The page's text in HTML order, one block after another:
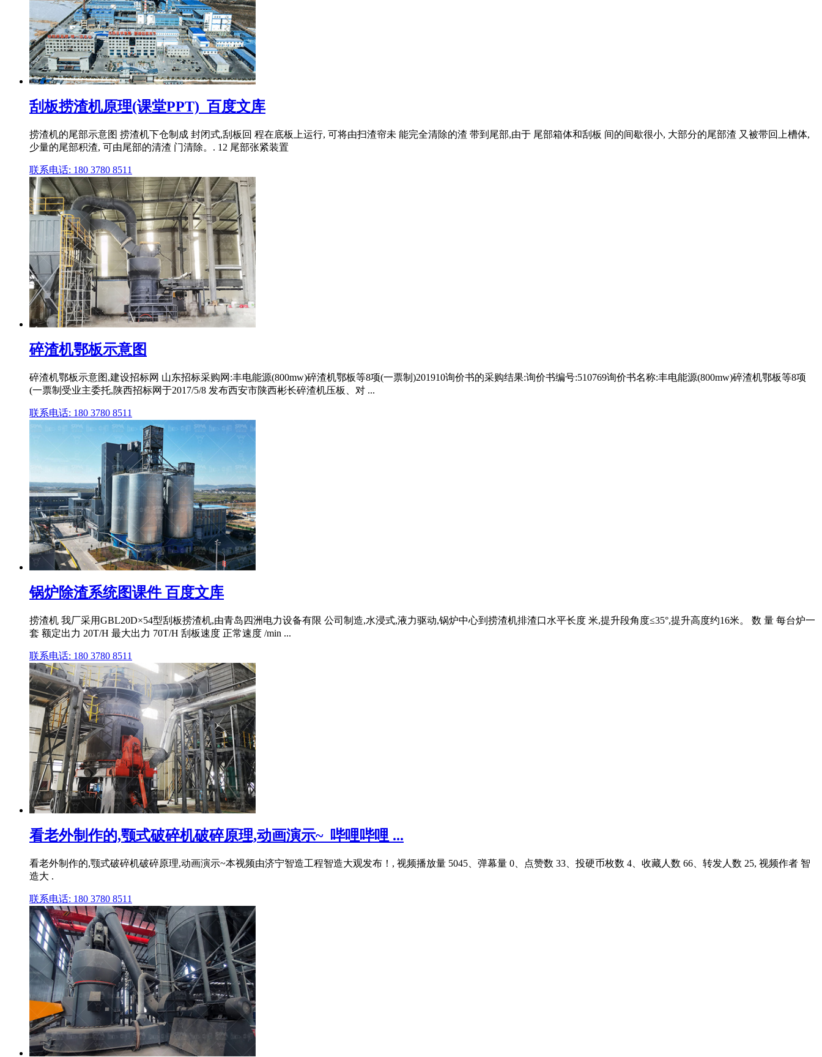
刮板捞渣机原理(课堂PPT)_百度文库
捞渣机的尾部示意图 捞渣机下仓制成 封闭式,刮板回 程在底板上运行, 可将由扫渣帘未 能完全清除的渣 带到尾部,由于 尾部箱体和刮板 间的间歇很小, 大部分的尾部渣 又被带回上槽体,
少量的尾部积渣, 可由尾部的清渣 门清除。. 12 尾部张紧装置
联系电话: 180 3780 8511
碎渣机鄂板示意图
碎渣机鄂板示意图,建设招标网 山东招标采购网:丰电能源(800mw)碎渣机鄂板等8项(一票制)201910询价书的采购结果:询价书编号:510769询价书名称:丰电能源(800mw)碎渣机鄂板等8项
(一票制受业主委托,陕西招标网于2017/5/8 发布西安市陕西彬长碎渣机压板、对 ...
联系电话: 180 3780 8511
锅炉除渣系统图课件 百度文库
捞渣机 我厂采用GBL20D×54型刮板捞渣机,由青岛四洲电力设备有限 公司制造,水浸式,液力驱动,锅炉中心到捞渣机排渣口水平长度 米,提升段角度≤35°,提升高度约16米。 数 量 每台炉一
套 额定出力 20T/H 最大出力 70T/H 刮板速度 正常速度 /min ...
联系电话: 180 3780 8511
看老外制作的,颚式破碎机破碎原理,动画演示~_哔哩哔哩 ...
看老外制作的,颚式破碎机破碎原理,动画演示~本视频由济宁智造工程智造大观发布！, 视频播放量 5045、弹幕量 0、点赞数 33、投硬币枚数 4、收藏人数 66、转发人数 25, 视频作者 智
造大 .
联系电话: 180 3780 8511